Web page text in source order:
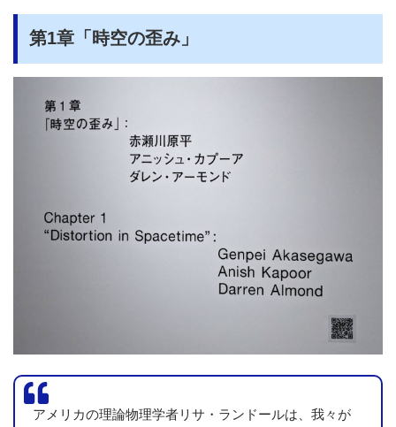
第1章「時空の歪み」
アメリカの理論物理学者リサ・ランドールは、我々が